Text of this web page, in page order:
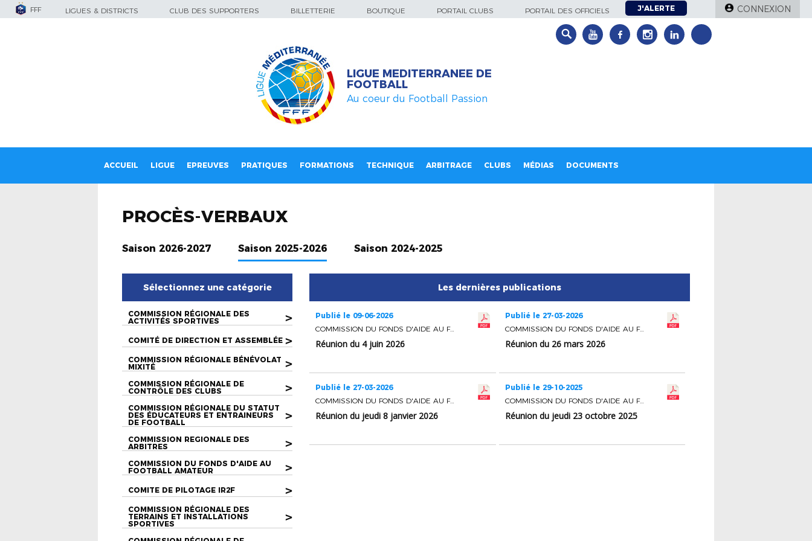
FFF LIGUES & DISTRICTS CLUB DES SUPPORTERS BILLETTERIE BOUTIQUE PORTAIL CLUBS PORTAIL DES OFFICIELS J'ALERTE CONNEXION
LIGUE MEDITERRANEE DE
FOOTBALL
Au coeur du Football Passion
ACCUEIL LIGUE EPREUVES PRATIQUES FORMATIONS TECHNIQUE ARBITRAGE CLUBS MÉDIAS DOCUMENTS
PROCÈS-VERBAUX
Saison 2026-2027 Saison 2025-2026 Saison 2024-2025
Sélectionnez une catégorie
COMMISSION RÉGIONALE DES
ACTIVITÉS SPORTIVES
>
COMITÉ DE DIRECTION ET ASSEMBLÉE >
COMMISSION RÉGIONALE BÉNÉVOLAT
MIXITÉ
>
COMMISSION RÉGIONALE DE
CONTRÔLE DES CLUBS
>
COMMISSION RÉGIONALE DU STATUT
DES ÉDUCATEURS ET ENTRAINEURS
DE FOOTBALL
>
COMMISSION REGIONALE DES
ARBITRES
>
COMMISSION DU FONDS D'AIDE AU
FOOTBALL AMATEUR
>
COMITE DE PILOTAGE IR2F >
COMMISSION RÉGIONALE DES
TERRAINS ET INSTALLATIONS
SPORTIVES
>
Les dernières publications
Publié le 09-06-2026
COMMISSION DU FONDS D'AIDE AU FOOTBALL AMATEUR
Réunion du 4 juin 2026
Publié le 27-03-2026
COMMISSION DU FONDS D'AIDE AU FOOTBALL AMATEUR
Réunion du 26 mars 2026
Publié le 27-03-2026
COMMISSION DU FONDS D'AIDE AU FOOTBALL AMATEUR
Réunion du jeudi 8 janvier 2026
Publié le 29-10-2025
COMMISSION DU FONDS D'AIDE AU FOOTBALL AMATEUR
Réunion du jeudi 23 octobre 2025